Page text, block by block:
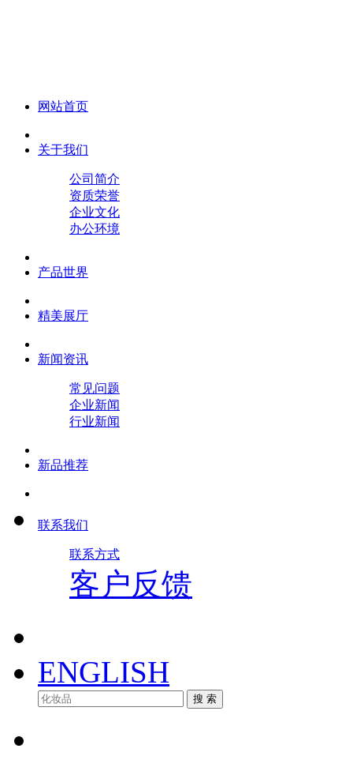
网站首页
关于我们
公司简介
资质荣誉
企业文化
办公环境
产品世界
精美展厅
新闻资讯
常见问题
企业新闻
行业新闻
新品推荐
联系我们
联系方式
客户反馈
ENGLISH